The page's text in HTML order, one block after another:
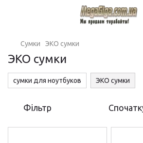
Сумки ЭКО сумки
ЭКО сумки
сумки для ноутбуков ЭКО сумки
Фільтр